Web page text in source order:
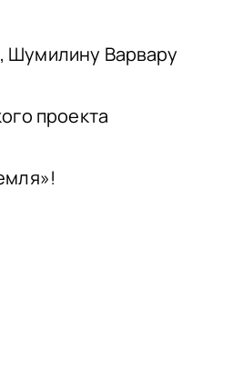
Шумилину Варвару
проекта